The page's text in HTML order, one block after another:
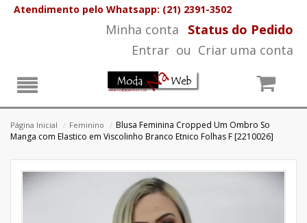
Atendimento pelo Whatsapp: (21) 2391-3502
Minha conta
Status do Pedido
Entrar ou Criar uma conta
Página Inicial / Feminino / Blusa Feminina Cropped Um Ombro So
Manga com Elastico em Viscolinho Branco Etnico Folhas F [2210026]